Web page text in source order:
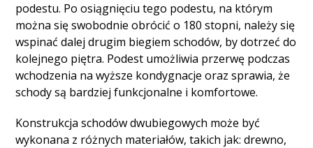
podestu. Po osiągnięciu tego podestu, na którym
można się swobodnie obrócić o 180 stopni, należy się
wspinać dalej drugim biegiem schodów, by dotrzeć do
kolejnego piętra. Podest umożliwia przerwę podczas
wchodzenia na wyższe kondygnacje oraz sprawia, że
schody są bardziej funkcjonalne i komfortowe.
Konstrukcja schodów dwubiegowych może być
wykonana z różnych materiałów, takich jak: drewno,